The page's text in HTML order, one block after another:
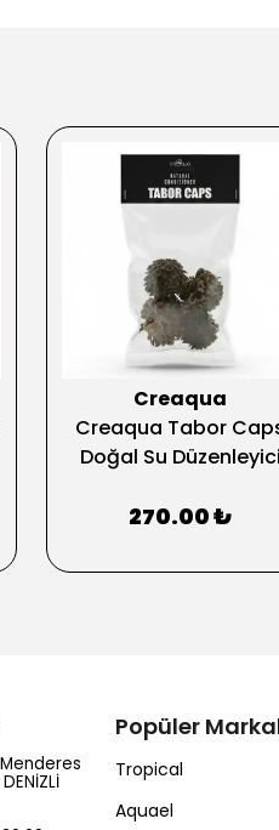
Creaqua
Creaqua Tabor
Doğal Su Düzenleyici
270.00 ₺
Popüler
Tropical
Aquael